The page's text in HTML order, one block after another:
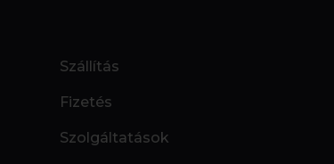
Szállítás
Fizetés
Szolgáltatások